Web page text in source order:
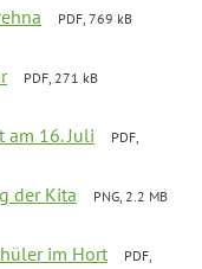
PDF, 769 kB
PDF, 271 kB
16. Juli
PDF,
der Kita
PNG, 2.2 MB
im Hort
PDF,